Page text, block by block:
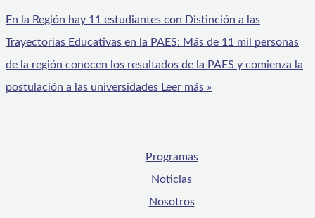
En la Región hay 11 estudiantes con Distinción a las
Trayectorias Educativas en la PAES: Más de 11 mil personas
de la región conocen los resultados de la PAES y comienza la
postulación a las universidades Leer más »
Programas
Noticias
Nosotros